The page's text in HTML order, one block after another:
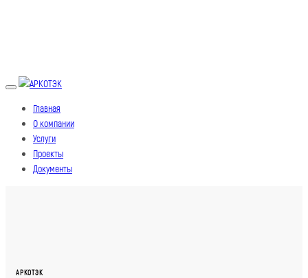
Toggle
Главная
О компании
Услуги
Проекты
Документы
АРКОТЭК